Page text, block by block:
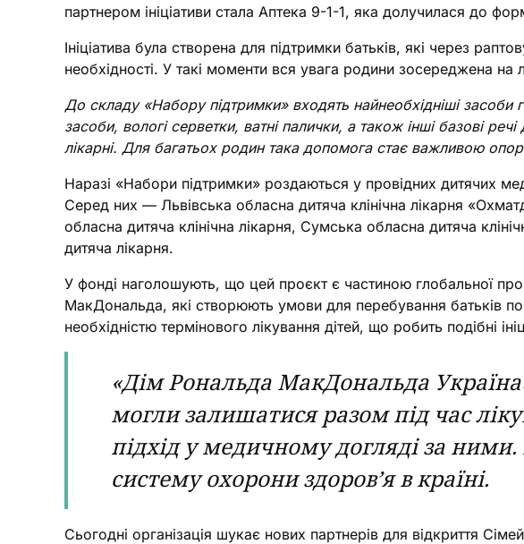
партнером ініціативи стала Аптека 9-1-1, яка долучилася до
Ініціатива була створена для підтримки батьків, які через
необхідності. У такі моменти вся увага родини зосереджена на
До складу «Набору підтримки» входять найнеобхідніші засоби
засоби, вологі серветки, ватні палички, а також інші базові
лікарні. Для багатьох родин така допомога стає важливою
Наразі «Набори підтримки» роздаються у провідних дитячих
Серед них — Львівська обласна дитяча клінічна лікарня
обласна дитяча клінічна лікарня, Сумська обласна дитяча
дитяча лікарня.
У фонді наголошують, що цей проєкт є частиною глобальної
МакДональда, які створюють умови для перебування батьків
необхідністю термінового лікування дітей, що робить подібні
«Дім Рональда МакДональда
могли залишатися разом під час
підхід у медичному догляді за
систему охорони здоров’я в країні.
Сьогодні організація шукає нових партнерів для відкриття